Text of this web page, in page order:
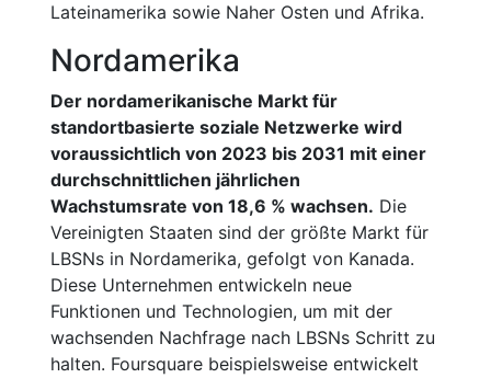
Lateinamerika sowie Naher Osten und Afrika.
Nordamerika
Der nordamerikanische Markt für
standortbasierte soziale Netzwerke wird
voraussichtlich von 2023 bis 2031 mit einer
durchschnittlichen jährlichen
Wachstumsrate von 18,6 % wachsen. Die
Vereinigten Staaten sind der größte Markt für
LBSNs in Nordamerika, gefolgt von Kanada.
Diese Unternehmen entwickeln neue
Funktionen und Technologien, um mit der
wachsenden Nachfrage nach LBSNs Schritt zu
halten. Foursquare beispielsweise entwickelt